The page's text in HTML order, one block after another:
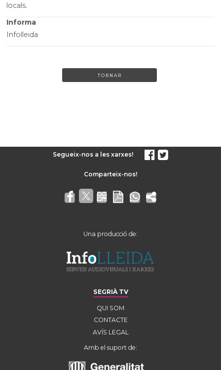
locals.
Informa
Infolleida
TORNAR
Segueix-nos a les xarxes!
Una producció de:
SEGRIÀ TV
QUI SOM
CONTACTE
AVÍS LEGAL
Amb el suport de: